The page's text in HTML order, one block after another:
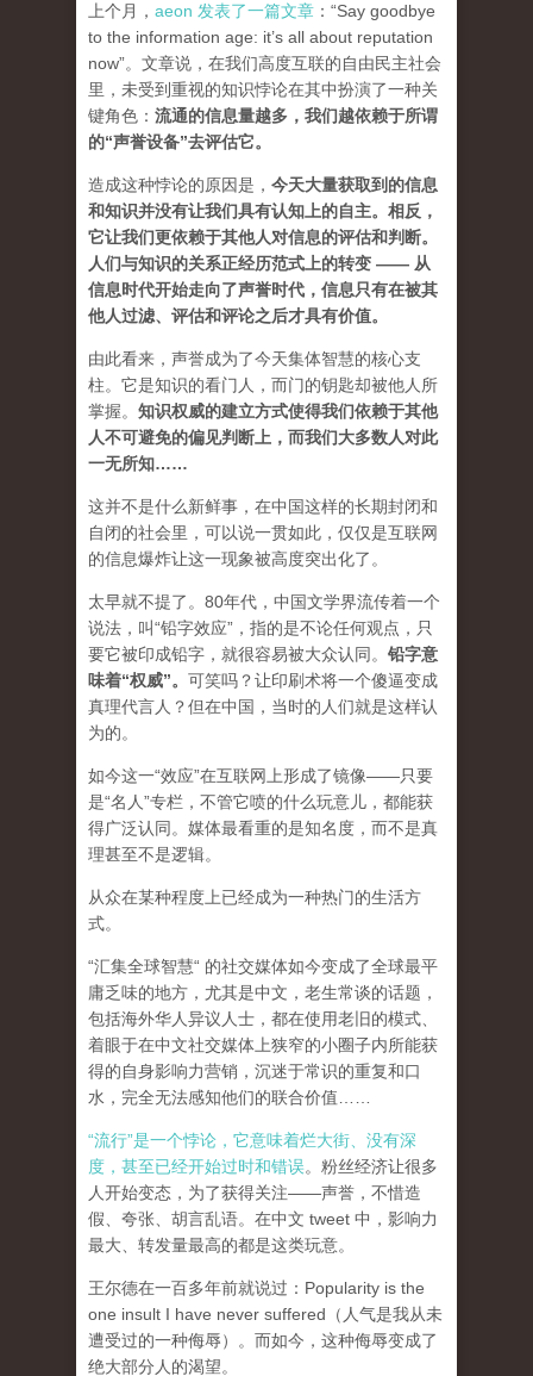
上个月， aeon 发表了一篇文章 ：“Say goodbye
to the information age: it’s all about reputation
now”。文章说，在我们高度互联的自由民主社会
里，未受到重视的知识悖论在其中扮演了一种关
键角色： 流通的信息量越多，我们越依赖于所谓
的“声誉设备”去评估它。
造成这种悖论的原因是， 今天大量获取到的信息
和知识并没有让我们具有认知上的自主。相反，
它让我们更依赖于其他人对信息的评估和判断。
人们与知识的关系正经历范式上的转变 —— 从
信息时代开始走向了声誉时代，信息只有在被其
他人过滤、评估和评论之后才具有价值。
由此看来，声誉成为了今天集体智慧的核心支
柱。它是知识的看门人，而门的钥匙却被他人所
掌握。 知识权威的建立方式使得我们依赖于其他
人不可避免的偏见判断上，而我们大多数人对此
一无所知……
这并不是什么新鲜事，在中国这样的长期封闭和
自闭的社会里，可以说一贯如此，仅仅是互联网
的信息爆炸让这一现象被高度突出化了。
太早就不提了。80年代，中国文学界流传着一个
说法，叫“铅字效应”，指的是不论任何观点，只
要它被印成铅字，就很容易被大众认同。 铅字意
味着“权威”。 可笑吗？让印刷术将一个傻逼变成
真理代言人？但在中国，当时的人们就是这样认
为的。
如今这一“效应”在互联网上形成了镜像——只要
是“名人”专栏，不管它喷的什么玩意儿，都能获
得广泛认同。媒体最看重的是知名度，而不是真
理甚至不是逻辑。
从众在某种程度上已经成为一种热门的生活方
式。
“汇集全球智慧“ 的社交媒体如今变成了全球最平
庸乏味的地方，尤其是中文，老生常谈的话题，
包括海外华人异议人士，都在使用老旧的模式、
着眼于在中文社交媒体上狭窄的小圈子内所能获
得的自身影响力营销，沉迷于常识的重复和口
水，完全无法感知他们的联合价值……
“流行”是一个悖论，它意味着烂大街、没有深
度，甚至已经开始过时和错误。粉丝经济让很多
人开始变态，为了获得关注——声誉，不惜造
假、夸张、胡言乱语。在中文 tweet 中，影响力
最大、转发量最高的都是这类玩意。
王尔德在一百多年前就说过：Popularity is the
one insult I have never suffered（人气是我从未
遭受过的一种侮辱）。而如今，这种侮辱变成了
绝大部分人的渴望。